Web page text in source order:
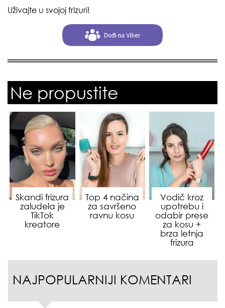
Uživajte u svojoj frizuri!
Ne propustite
Skandi frizura
zaludela je
TikTok
kreatore
Top 4 načina
za savršeno
ravnu kosu
Vodič kroz
upotrebu i
odabir prese
za kosu +
brza letnja
frizura
NAJPOPULARNIJI KOMENTARI